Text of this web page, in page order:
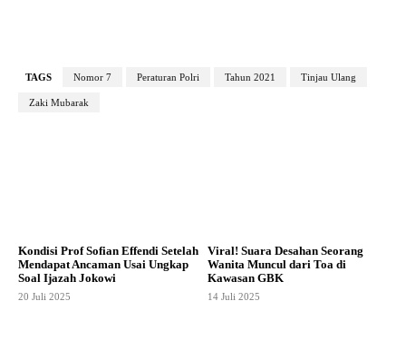
TAGS Nomor 7 Peraturan Polri Tahun 2021 Tinjau Ulang
Zaki Mubarak
Kondisi Prof Sofian Effendi Setelah
Mendapat Ancaman Usai Ungkap
Soal Ijazah Jokowi
20 Juli 2025
Viral! Suara Desahan Seorang
Wanita Muncul dari Toa di
Kawasan GBK
14 Juli 2025